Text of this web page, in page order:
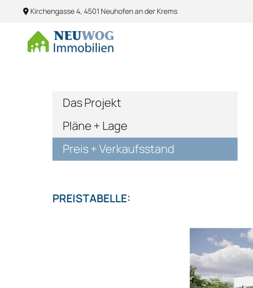
 Kirchengasse 4, 4501 Neuhofen an der Krems
Das Projekt
Pläne + Lage
Preis + Verkaufsstand
PREISTABELLE: